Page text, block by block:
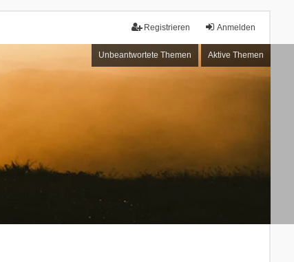
Anmelden
Registrieren
Unbeantwortete Themen Aktive Themen